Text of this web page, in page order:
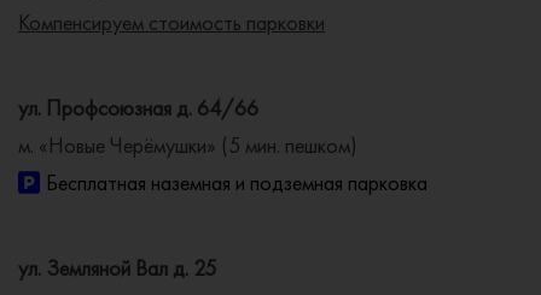
Компенсируем стоимость парковки
ул. Профсоюзная д. 64/66
м. «Новые Черёмушки» (5 мин. пешком)
Бесплатная наземная и подземная парковка
ул. Земляной Вал д. 25